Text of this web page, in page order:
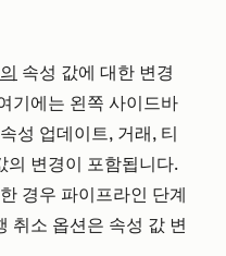
속성 값에 대한 변경
기에는 왼쪽 사이드바
성 업데이트, 거래, 티
의 변경이 포함됩니다.
경우 파이프라인 단계
취소 옵션은 속성 값 변